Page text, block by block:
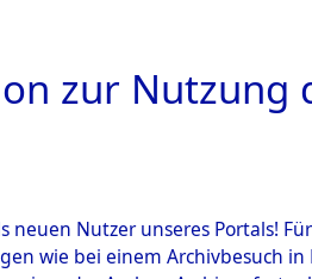
zur Nutzung
neuen Nutzer unseres Portals!
wie bei einem Archivbesuch